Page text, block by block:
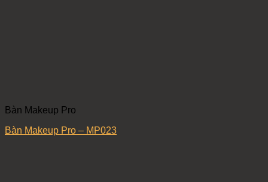
Bàn Makeup Pro
Bàn Makeup Pro – MP023